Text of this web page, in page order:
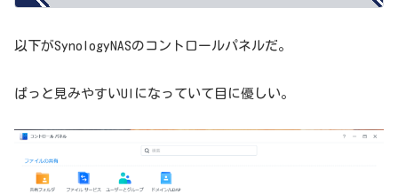
以下がSynologyNASのコントロールパネルだ。
ぱっと見みやすいUIになっていて目に優しい。